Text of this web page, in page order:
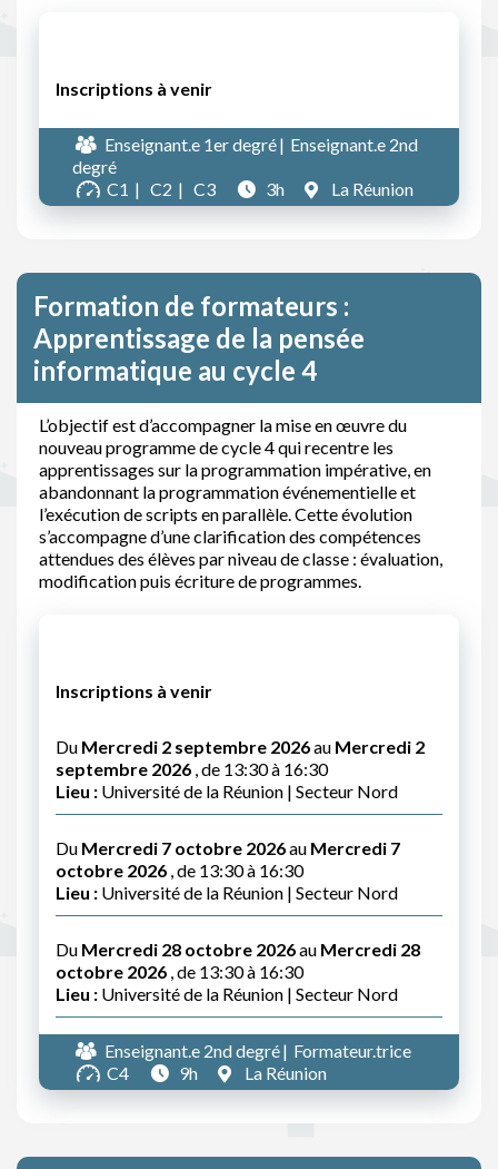
Inscriptions à venir
Enseignant.e 1er degré
Enseignant.e 2nd
degré
C1
C2 C3 3h La Réunion
Formation de formateurs :
Apprentissage de la pensée
informatique au cycle 4
L’objectif est d’accompagner la mise en œuvre du
nouveau programme de cycle 4 qui recentre les
apprentissages sur la programmation impérative, en
abandonnant la programmation événementielle et
l’exécution de scripts en parallèle. Cette évolution
s’accompagne d’une clarification des compétences
attendues des élèves par niveau de classe : évaluation,
modification puis écriture de programmes.
Inscriptions à venir
Du Mercredi 2 septembre 2026au Mercredi 2
septembre 2026 , de 13:30 à 16:30
Lieu : Université de la Réunion | Secteur Nord
Du Mercredi 7 octobre 2026au Mercredi 7
octobre 2026 , de 13:30 à 16:30
Lieu : Université de la Réunion | Secteur Nord
Du Mercredi 28 octobre 2026au Mercredi 28
octobre 2026 , de 13:30 à 16:30
Lieu : Université de la Réunion | Secteur Nord
Enseignant.e 2nd degré
Formateur.trice
C4
9h La Réunion